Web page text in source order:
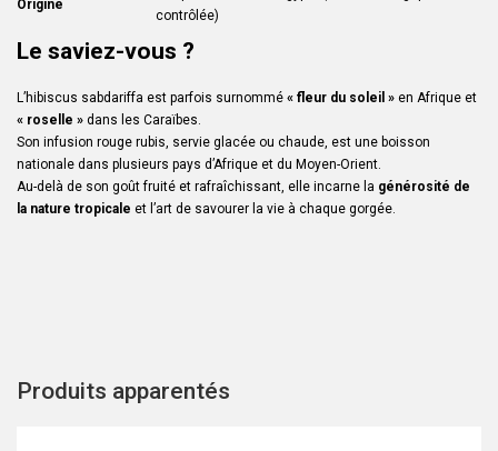
Origine
contrôlée)
Le saviez-vous ?
L’hibiscus sabdariffa est parfois surnommé « fleur du soleil » en Afrique et
« roselle » dans les Caraïbes.
Son infusion rouge rubis, servie glacée ou chaude, est une boisson
nationale dans plusieurs pays d’Afrique et du Moyen-Orient.
Au-delà de son goût fruité et rafraîchissant, elle incarne la générosité de
la nature tropicale et l’art de savourer la vie à chaque gorgée.
Produits apparentés